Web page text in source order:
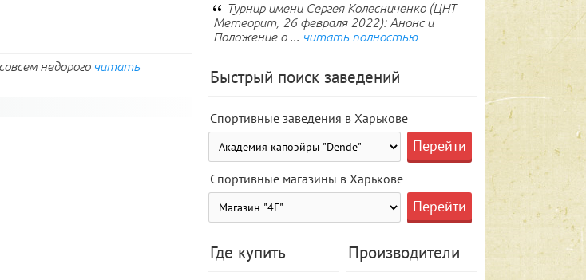
недорого читать
Турнир имени Сергея Колесниченко (ЦНТ
Метеорит, 26 февраля 2022): Анонс и
Положение о ... читать полностью
Быстрый поиск заведений
Спортивные заведения в Харькове
Спортивные магазины в Харькове
Где купить Производители